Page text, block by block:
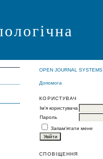
OPEN JOURNAL SYSTEMS
Допомога
КОРИСТУВАЧ
Ім'я користувача
Пароль
Запам'ятати мене
СПОВІЩЕННЯ